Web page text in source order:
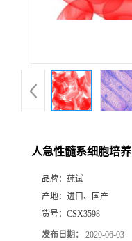
人急性髓系细胞培养
品牌： 莼试
产地： 进口、国产
货号： CSX3598
发布日期： 2020-06-03